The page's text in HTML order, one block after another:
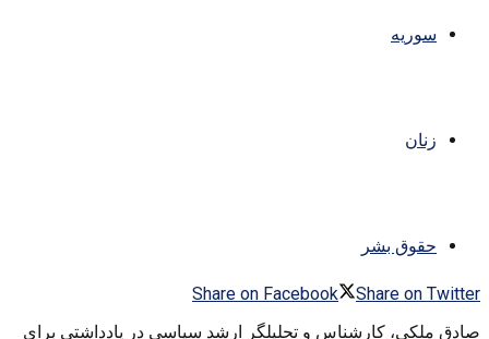
سوریه
زنان
حقوق بشر
Share on Facebook
Share on Twitter
صادق ملکی، کار‌شناس و تحلیلگر ارشد سیاسی در یادداشتی برای